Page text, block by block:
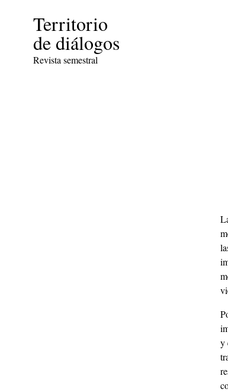
Territorio
de diálogos
Revista semestral
y